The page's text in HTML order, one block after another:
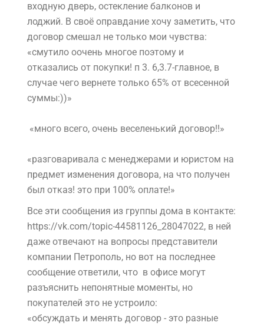
входную дверь, остекление балконов и
лоджий. В своё оправдание хочу заметить, что
договор смешал не только мои чувства:
«смутило оочень многое поэтому и
отказались от покупки! п 3. 6,3.7-главное, в
случае чего вернете только 65% от всесенной
суммы:))»
«много всего, очень веселенький договор!!»
«разговаривала с менеджерами и юристом на
предмет изменения договора, на что получен
был отказ! это при 100% оплате!»
Все эти сообщения из группы дома в контакте:
https://vk.com/topic-44581126_28047022, в ней
даже отвечают на вопросы представители
компании Петрополь, но вот на последнее
сообщение ответили, что в офисе могут
разъяснить непонятные моменты, но
покупателей это не устроило:
«обсуждать и менять договор - это разные